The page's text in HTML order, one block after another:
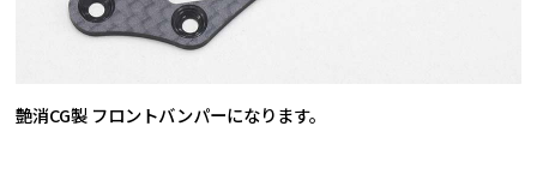
艶消CG製 フロントバンパーになります。